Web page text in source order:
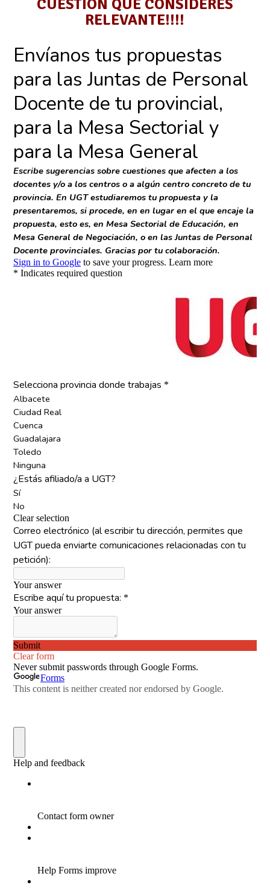
CUESTIÓN QUE CONSIDERES
RELEVANTE!!!!